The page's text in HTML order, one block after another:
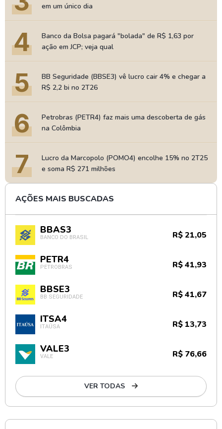
em um único dia
4
Banco da Bolsa pagará "bolada" de R$ 1,63 por
ação em JCP; veja qual
5
BB Seguridade (BBSE3) vê lucro cair 4% e chegar a
R$ 2,2 bi no 2T26
6
Petrobras (PETR4) faz mais uma descoberta de gás
na Colômbia
7
Lucro da Marcopolo (POMO4) encolhe 15% no 2T25
e soma R$ 271 milhões
AÇÕES MAIS BUSCADAS
BBAS3
BANCO DO BRASIL R$ 21,05
PETR4
PETROBRAS R$ 41,93
BBSE3
BB SEGURIDADE R$ 41,67
ITSA4
ITAÚSA R$ 13,73
VALE3
VALE R$ 76,66
VER TODAS